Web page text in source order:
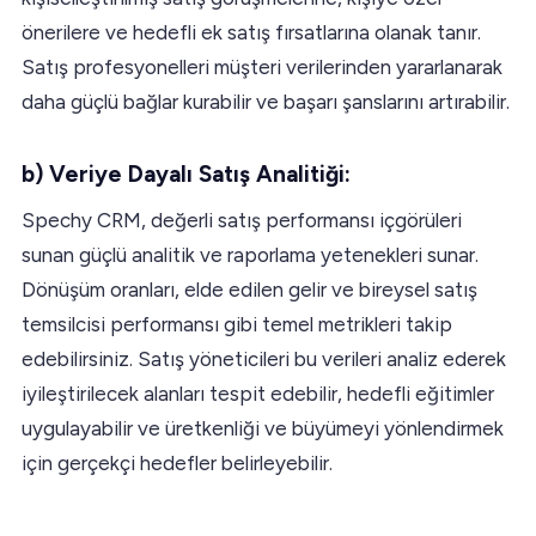
önerilere ve hedefli ek satış fırsatlarına olanak tanır.
Satış profesyonelleri müşteri verilerinden yararlanarak
daha güçlü bağlar kurabilir ve başarı şanslarını artırabilir.
b) Veriye Dayalı Satış Analitiği:
Spechy CRM, değerli satış performansı içgörüleri
sunan güçlü analitik ve raporlama yetenekleri sunar.
Dönüşüm oranları, elde edilen gelir ve bireysel satış
temsilcisi performansı gibi temel metrikleri takip
edebilirsiniz. Satış yöneticileri bu verileri analiz ederek
iyileştirilecek alanları tespit edebilir, hedefli eğitimler
uygulayabilir ve üretkenliği ve büyümeyi yönlendirmek
için gerçekçi hedefler belirleyebilir.